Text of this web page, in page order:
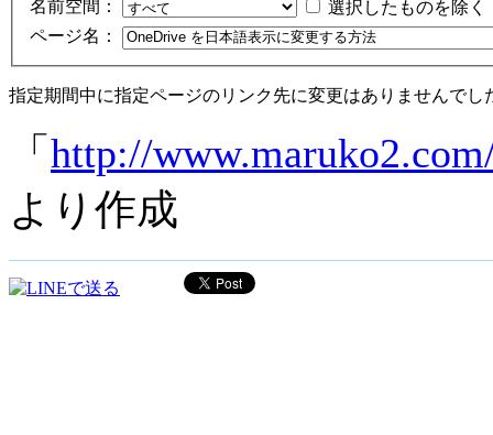
名前空間：
選択したものを除く
ページ名：
指定期間中に指定ページのリンク先に変更はありませんでし
「 http://
より作成